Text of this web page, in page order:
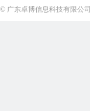
© 广东卓博信息科技有限公司